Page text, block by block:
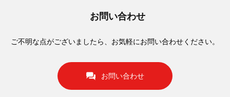
お問い合わせ
ご不明な点がございましたら、お気軽にお問い合わせください。
お問い合わせ